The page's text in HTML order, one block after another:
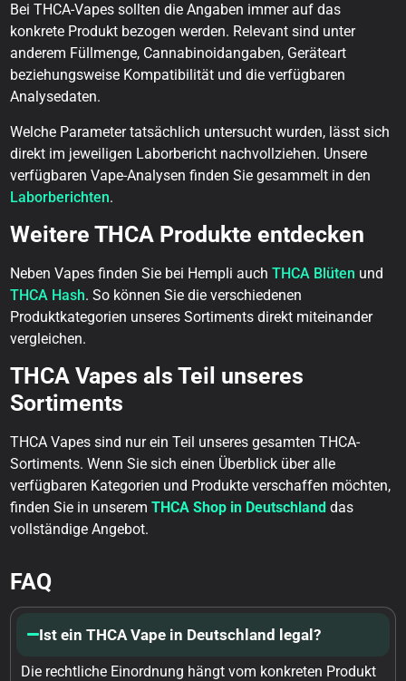
Bei THCA-Vapes sollten die Angaben immer auf das
konkrete Produkt bezogen werden. Relevant sind unter
anderem Füllmenge, Cannabinoidangaben, Geräteart
beziehungsweise Kompatibilität und die verfügbaren
Analysedaten.
Welche Parameter tatsächlich untersucht wurden, lässt sich
direkt im jeweiligen Laborbericht nachvollziehen. Unsere
verfügbaren Vape-Analysen finden Sie gesammelt in den
Laborberichten.
Weitere THCA Produkte entdecken
Neben Vapes finden Sie bei Hempli auchTHCA Blüten und
THCA Hash. So können Sie die verschiedenen
Produktkategorien unseres Sortiments direkt miteinander
vergleichen.
THCA Vapes als Teil unseres
Sortiments
THCA Vapes sind nur ein Teil unseres gesamten THCA-
Sortiments. Wenn Sie sich einen Überblick über alle
verfügbaren Kategorien und Produkte verschaffen möchten,
finden Sie in unseremTHCA Shop in Deutschland das
vollständige Angebot.
FAQ
Ist ein THCA Vape in Deutschland legal?
Die rechtliche Einordnung hängt vom konkreten Produkt